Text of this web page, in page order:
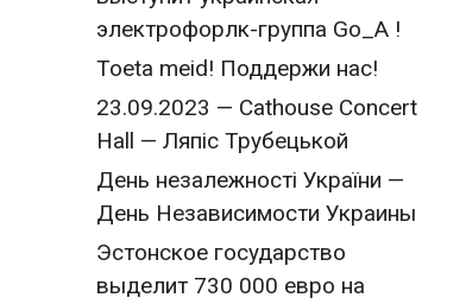
электрофорлк-группа Go_A !
Toeta meid! Поддержи нас!
23.09.2023 — Cathouse Concert
Hall — Ляпіс Трубецькой
День незалежності України —
День Независимости Украины
Эстонское государство
выделит 730 000 евро на